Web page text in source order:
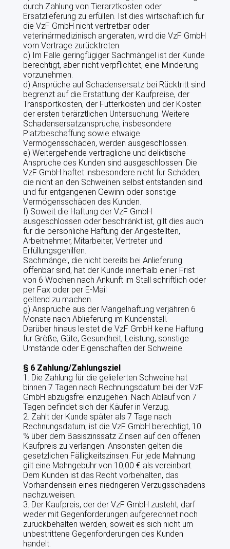
durch Zahlung von Tierarztkosten oder
Ersatzlieferung zu erfüllen. Ist dies wirtschaftlich für
die VzF GmbH nicht vertretbar oder
veterinärmedizinisch angeraten, wird die VzF GmbH
vom Vertrage zurücktreten.
c) Im Falle geringfügiger Sachmängel ist der Kunde
berechtigt, aber nicht verpflichtet, eine Minderung
vorzunehmen.
d) Ansprüche auf Schadensersatz bei Rücktritt sind
begrenzt auf die Erstattung der Kaufpreise, der
Transportkosten, der Futterkosten und der Kosten
der ersten tierärztlichen Untersuchung. Weitere
Schadensersatzansprüche, insbesondere
Platzbeschaffung sowie etwaige
Vermögensschäden, werden ausgeschlossen.
e) Weitergehende vertragliche und deliktische
Ansprüche des Kunden sind ausgeschlossen. Die
VzF GmbH haftet insbesondere nicht für Schäden,
die nicht an den Schweinen selbst entstanden sind
und für entgangenen Gewinn oder sonstige
Vermögensschäden des Kunden.
f) Soweit die Haftung der VzF GmbH
ausgeschlossen oder beschränkt ist, gilt dies auch
für die persönliche Haftung der Angestellten,
Arbeitnehmer, Mitarbeiter, Vertreter und
Erfüllungsgehilfen.
Sachmängel, die nicht bereits bei Anlieferung
offenbar sind, hat der Kunde innerhalb einer Frist
von 6 Wochen nach Ankunft im Stall schriftlich oder
per Fax oder per E-Mail
geltend zu machen.
g) Ansprüche aus der Mängelhaftung verjähren 6
Monate nach Ablieferung im Kundenstall.
Darüber hinaus leistet die VzF GmbH keine Haftung
für Größe, Güte, Gesundheit, Leistung, sonstige
Umstände oder Eigenschaften der Schweine.
§ 6 Zahlung/Zahlungsziel
1. Die Zahlung für die gelieferten Schweine hat
binnen 7 Tagen nach Rechnungsdatum bei der VzF
GmbH abzugsfrei einzugehen. Nach Ablauf von 7
Tagen befindet sich der Käufer in Verzug.
2. Zahlt der Kunde später als 7 Tage nach
Rechnungsdatum, ist die VzF GmbH berechtigt, 10
% über dem Basiszinssatz Zinsen auf den offenen
Kaufpreis zu verlangen. Ansonsten gelten die
gesetzlichen Fälligkeitszinsen. Für jede Mahnung
gilt eine Mahngebühr von 10,00 € als vereinbart.
Dem Kunden ist das Recht vorbehalten, das
Vorhandensein eines niedrigeren Verzugsschadens
nachzuweisen.
3. Der Kaufpreis, der der VzF GmbH zusteht, darf
weder mit Gegenforderungen aufgerechnet noch
zurückbehalten werden, soweit es sich nicht um
unbestrittene Gegenforderungen des Kunden
handelt.